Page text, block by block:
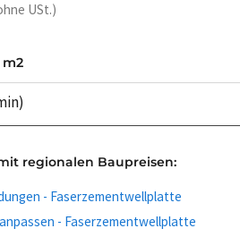
USt.)
regionalen Baupreisen:
- Faserzementwellplatte
- Faserzementwellplatte